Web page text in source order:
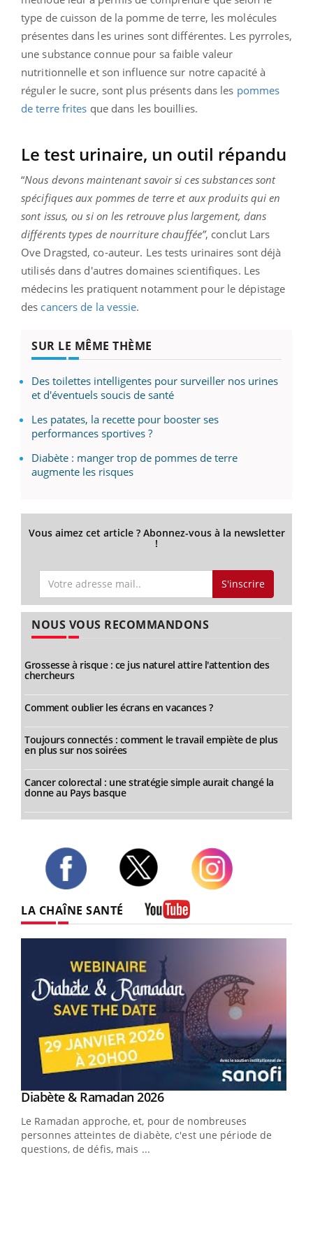
type de cuisson de la pomme de terre, les molécules
présentes dans les urines sont différentes. Les pyrroles,
une substance connue pour sa faible valeur
nutritionnelle et son influence sur notre capacité à
réguler le sucre, sont plus présents dans les pommes
de terre frites que dans les bouillies.
Le test urinaire, un outil répandu
“Nous devons maintenant savoir si ces substances sont
spécifiques aux pommes de terre et aux produits qui en
sont issus, ou si on les retrouve plus largement, dans
différents types de nourriture chauffée”, conclut Lars
Ove Dragsted, co-auteur. Les tests urinaires sont déjà
utilisés dans d'autres domaines scientifiques. Les
médecins les pratiquent notamment pour le dépistage
des cancers de la vessie.
SUR LE MÊME THÈME
Des toilettes intelligentes pour surveiller nos urines
et d'éventuels soucis de santé
Les patates, la recette pour booster ses
performances sportives ?
Diabète : manger trop de pommes de terre
augmente les risques
Vous aimez cet article ? Abonnez-vous à la newsletter
!
S'inscrire
NOUS VOUS RECOMMANDONS
Grossesse à risque : ce jus naturel attire l'attention des
chercheurs
Comment oublier les écrans en vacances ?
Toujours connectés : comment le travail empiète de plus
en plus sur nos soirées
Cancer colorectal : une stratégie simple aurait changé la
donne au Pays basque